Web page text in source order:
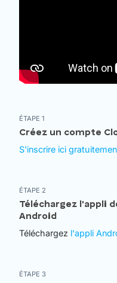
ÉTAPE 1
Créez un compte
S'inscrire ici
ÉTAPE 2
Téléchargez l'appli
Android
Téléchargez l'appli
ÉTAPE 3